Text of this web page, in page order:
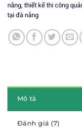
nẵng, thiết kế thi công
tại đà nẵng
Mô tả
Đánh giá (7)